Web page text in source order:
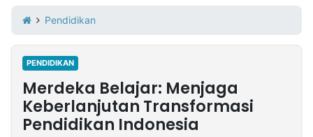
Iklan
Berita
Kami
Nasional
International
Olahraga
Entertainment
Daerah
Pariwisata
Kuliner
Kolom
Pendidikan
PENDIDIKAN
Merdeka Belajar: Menjaga
Keberlanjutan Transformasi
Pendidikan Indonesia